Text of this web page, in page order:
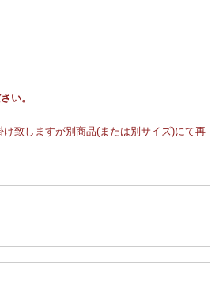
い。
致しますが別商品(または別サイズ)にて再